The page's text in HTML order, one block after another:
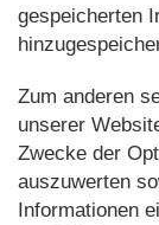
gespeicherten
Zum anderen
unserer
Zwecke der
auszuwerten
Informationen